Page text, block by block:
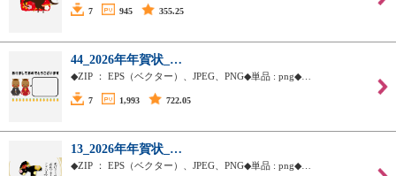
7 945 355.25
44_2026年年賀状_…
◆ZIP ： EPS（ベクター）、JPEG、PNG◆単品 : png◆…
7 1,993 722.05
13_2026年年賀状_…
◆ZIP ： EPS（ベクター）、JPEG、PNG◆単品 : png◆…